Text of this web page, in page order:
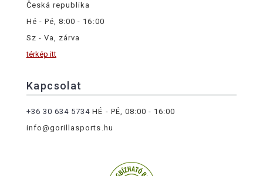
Česká republika
Hé - Pé, 8:00 - 16:00
Sz - Va, zárva
térkép itt
Kapcsolat
+36 30 634 5734 HÉ - PÉ, 08:00 - 16:00
info@gorillasports.hu